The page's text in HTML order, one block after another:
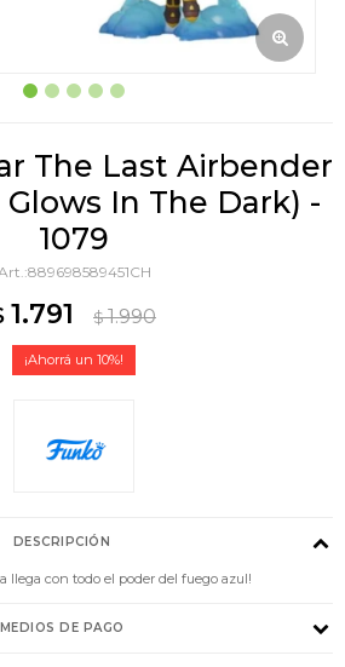
The Last Airbender
Glows In The Dark) -
1079
889698589451CH
1.791 $ 1.990
10
DESCRIPCIÓN
llega con todo el poder del fuego azul!
MEDIOS DE PAGO